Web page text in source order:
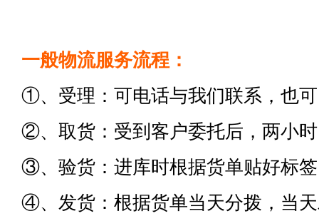
一般物流服务流程：
①、受理：可电话与我们联系，也
②、取货：受到客户委托后，两小
③、验货：进库时根据货单贴好标签
④、发货：根据货单当天分拨，当